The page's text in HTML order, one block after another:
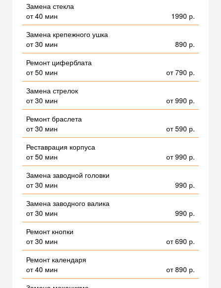
Замена стекла
от 40 мин
1990 р.
Замена крепежного ушка
от 30 мин
890 р.
Ремонт циферблата
от 50 мин
от 790 р.
Замена стрелок
от 30 мин
от 990 р.
Ремонт браслета
от 30 мин
от 590 р.
Реставрация корпуса
от 50 мин
от 990 р.
Замена заводной головки
от 30 мин
990 р.
Замена заводного валика
от 30 мин
990 р.
Ремонт кнопки
от 30 мин
от 690 р.
Ремонт календаря
от 40 мин
от 890 р.